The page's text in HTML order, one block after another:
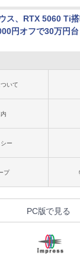
ス、RTX 5060 Ti
円オフで30万円台
いて
ー
プ
PC版で見る